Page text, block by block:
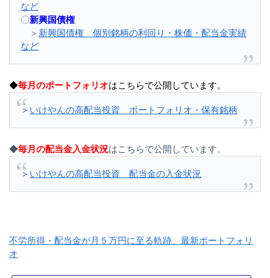
など
〇新興国債権
＞ 新興国債権 個別銘柄の利回り・株価・配当金実績
など
◆毎月のポートフォリオはこちらで公開しています。
＞ いけやんの高配当投資 ポートフォリオ・保有銘柄
◆毎月の配当金入金状況はこちらで公開しています。
＞ いけやんの高配当投資 配当金の入金状況
不労所得・配当金が月５万円に至る軌跡、最新ポートフォリ
オ